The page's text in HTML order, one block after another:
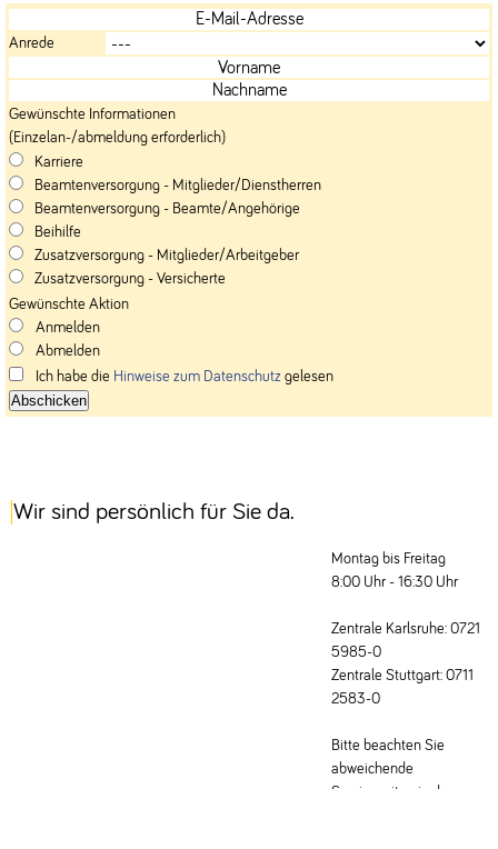
Anrede
Gewünschte Informationen
(Einzelan-/abmeldung erforderlich)
Karriere
Beamtenversorgung - Mitglieder/Dienstherren
Beamtenversorgung - Beamte/Angehörige
Beihilfe
Zusatzversorgung - Mitglieder/Arbeitgeber
Zusatzversorgung - Versicherte
Gewünschte Aktion
Anmelden
Abmelden
Ich habe die Hinweise zum Datenschutz gelesen
Wir sind persönlich für Sie da.
Montag bis Freitag
8:00 Uhr - 16:30 Uhr
Zentrale Karlsruhe: 0721
5985-0
Zentrale Stuttgart: 0711
2583-0
Bitte beachten Sie
abweichende
Servicezeiten in den